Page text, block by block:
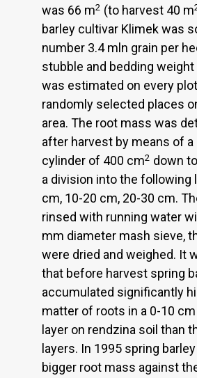
was 66 m2 (to harvest 40 m
barley cultivar Klimek was
number 3.4 mln grain per
stubble and bedding
was estimated on every
randomly selected places
area. The root mass was
after harvest by means of a
cylinder of 400 cm2 down
a division into the following
cm, 10-20 cm, 20-30 cm.
rinsed with running water
mm diameter mash sieve,
were dried and weighed. It
that before harvest spring
accumulated significantly
matter of roots in a 0-10
layer on rendzina soil than
layers. In 1995 spring
bigger root mass against